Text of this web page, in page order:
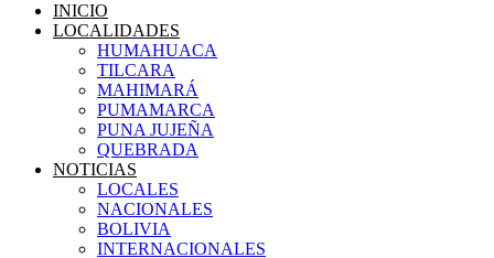
INICIO
LOCALIDADES
HUMAHUACA
TILCARA
MAHIMARÁ
PUMAMARCA
PUNA JUJEÑA
QUEBRADA
NOTICIAS
LOCALES
NACIONALES
BOLIVIA
INTERNACIONALES